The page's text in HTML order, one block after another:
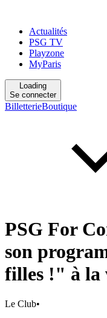
Actualités
PSG TV
Playzone
MyParis
Loading
Se connecter
BilletterieBoutique
PSG For
son
filles !" à la
Le Club•